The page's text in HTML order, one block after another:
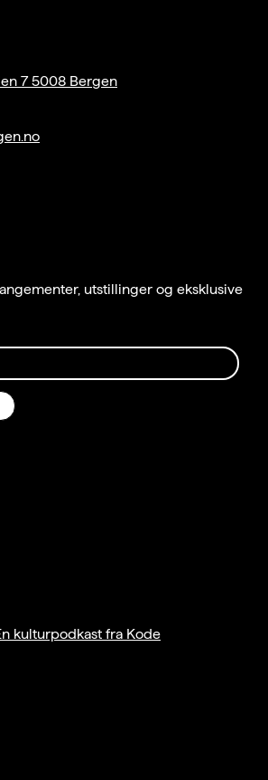
7 5008 Bergen
utstillinger og eksklusive
kulturpodkast fra Kode